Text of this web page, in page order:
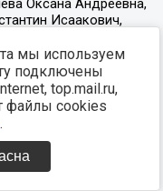
мы используем
подключены
top.mail.ru,
файлы cookies